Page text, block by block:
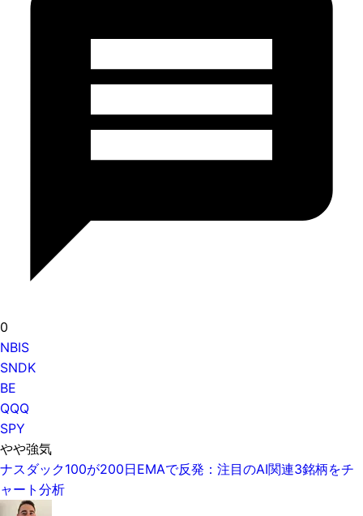
0
NBIS
SNDK
BE
QQQ
SPY
やや強気
ナスダック100が200日EMAで反発：注目のAI関連3銘柄をチ
ャート分析